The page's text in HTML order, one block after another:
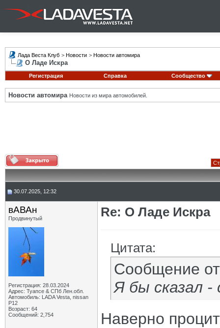
Лада Веста Клуб > Новости > Новости автомира
О Ладе Искра
Регистрация Справка Сообщество
Новости автомира Новости из мира автомобилей.
30.07.2025, 12:32
вАВАн
Продвинутый
Регистрация: 28.03.2024
Адрес: Туапсе & СПб Лен.обл.
Автомобиль: LADA Vesta, nissan
P12
Возраст: 64
Сообщений: 2,754
Re: О Ладе Искра
Цитата:
Сообщение
Я бы сказал -
Наверно